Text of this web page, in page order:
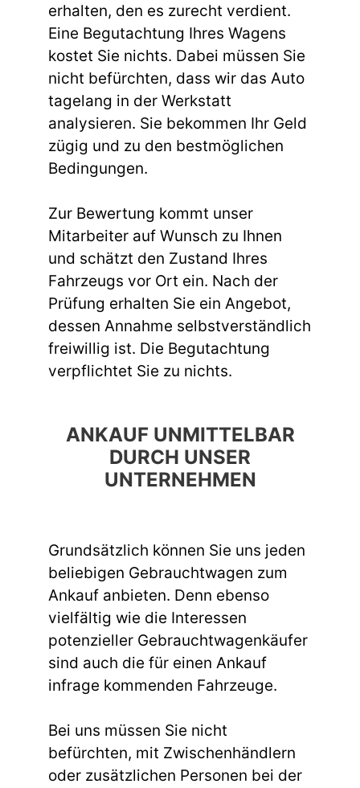
erhalten, den es zurecht verdient.
Eine Begutachtung Ihres Wagens
kostet Sie nichts. Dabei müssen Sie
nicht befürchten, dass wir das Auto
tagelang in der Werkstatt
analysieren. Sie bekommen Ihr Geld
zügig und zu den bestmöglichen
Bedingungen.
Zur Bewertung kommt unser
Mitarbeiter auf Wunsch zu Ihnen
und schätzt den Zustand Ihres
Fahrzeugs vor Ort ein. Nach der
Prüfung erhalten Sie ein Angebot,
dessen Annahme selbstverständlich
freiwillig ist. Die Begutachtung
verpflichtet Sie zu nichts.
ANKAUF UNMITTELBAR
DURCH UNSER
UNTERNEHMEN
Grundsätzlich können Sie uns jeden
beliebigen Gebrauchtwagen zum
Ankauf anbieten. Denn ebenso
vielfältig wie die Interessen
potenzieller Gebrauchtwagenkäufer
sind auch die für einen Ankauf
infrage kommenden Fahrzeuge.
Bei uns müssen Sie nicht
befürchten, mit Zwischenhändlern
oder zusätzlichen Personen bei der